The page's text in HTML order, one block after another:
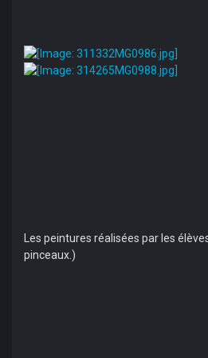
Les peintures réalisées par les
pinceaux.)